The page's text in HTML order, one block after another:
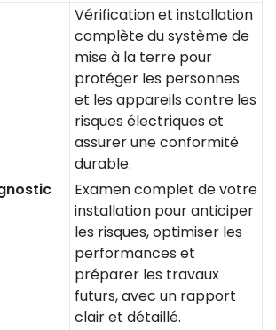
Vérification et installation
complète du système de
mise à la terre pour
protéger les personnes
et les appareils contre les
risques électriques et
assurer une conformité
durable.
Examen complet de votre
installation pour anticiper
les risques, optimiser les
performances et
préparer les travaux
futurs, avec un rapport
clair et détaillé.